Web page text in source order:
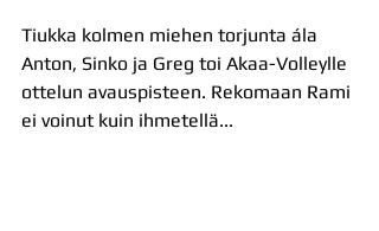
Tiukka kolmen miehen torjunta ála
Anton, Sinko ja Greg toi Akaa-Volleylle
ottelun avauspisteen. Rekomaan Rami
ei voinut kuin ihmetellä...